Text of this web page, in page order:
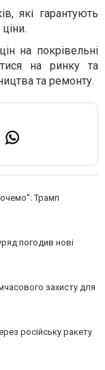
які гарантують
на покрівельні
на ринку та
та ремонту.
Трамп
погодив нові
захисту для
російську ракету